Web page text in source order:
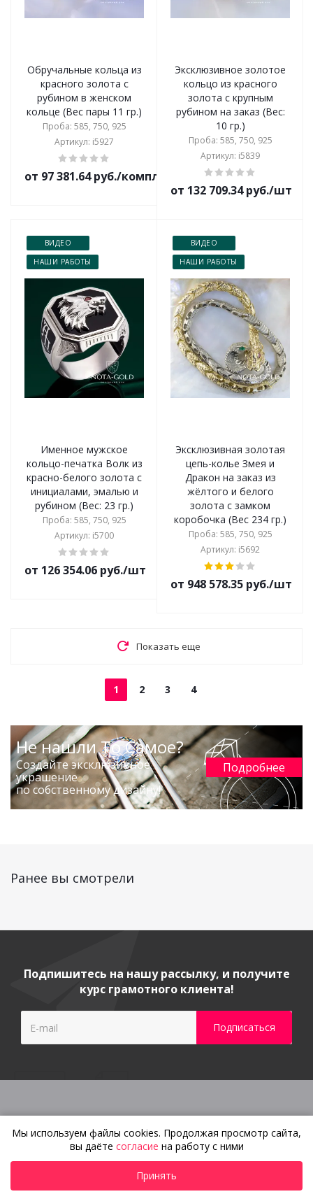
Обручальные кольца из
красного золота с
рубином в женском
кольце (Вес пары 11 гр.)
Проба: 585, 750, 925
Артикул: i5927
от 97 381.64 руб./комплект
Эксклюзивное золотое
кольцо из красного
золота с крупным
рубином на заказ (Вес:
10 гр.)
Проба: 585, 750, 925
Артикул: i5839
от 132 709.34 руб./шт
ВИДЕО
НАШИ РАБОТЫ
Именное мужское
кольцо-печатка Волк из
красно-белого золота с
инициалами, эмалью и
рубином (Вес: 23 гр.)
Проба: 585, 750, 925
Артикул: i5700
от 126 354.06 руб./шт
ВИДЕО
НАШИ РАБОТЫ
Эксклюзивная золотая
цепь-колье Змея и
Дракон на заказ из
жёлтого и белого
золота с замком
коробочка (Вес 234 гр.)
Проба: 585, 750, 925
Артикул: i5692
от 948 578.35 руб./шт
Показать еще
1 2 3 4
Не нашли То Самое?
Создайте эксклюзивное
украшение
по собственному дизайну!
Подробнее
Ранее вы смотрели
Подпишитесь на нашу рассылку, и получите
курс грамотного клиента!
Изготовление
Гарантия и сервисное
обслуживание
Мы используем файлы cookies. Продолжая просмотр сайта,
вы даёте согласие на работу с ними
Принять